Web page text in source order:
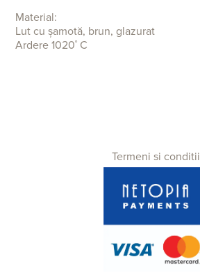
Material:
Lut cu șamotă, brun, glazurat
Ardere 1020˚ C
Termeni si conditii